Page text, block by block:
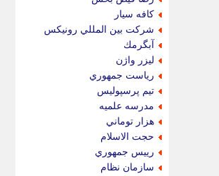
كافه سيار
شركت بين المللي رونيكس
آبگرمك
ليزر واژن
رياست جمهوري
تيم پرسپوليس
مدرسه علميه
هزار توماني
حجت الاسلام
رييس جمهوري
سازمان نظام